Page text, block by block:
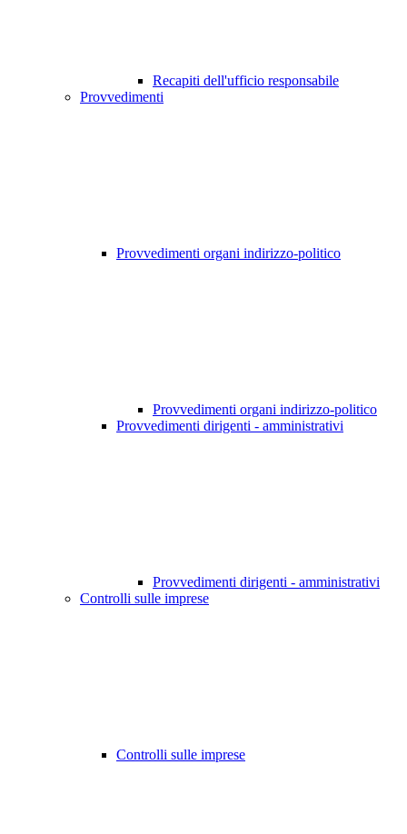
Recapiti dell'ufficio responsabile
Provvedimenti
Provvedimenti organi indirizzo-politico
Provvedimenti organi indirizzo-politico
Provvedimenti dirigenti - amministrativi
Provvedimenti dirigenti - amministrativi
Controlli sulle imprese
Controlli sulle imprese